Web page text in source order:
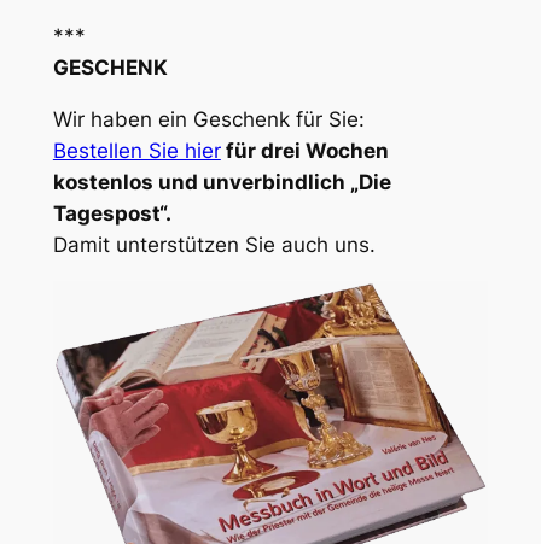
***
GESCHENK
Wir haben ein Geschenk für Sie:
Bestellen Sie hier für drei Wochen
kostenlos und unverbindlich „Die
Tagespost“.
Damit unterstützen Sie auch uns.